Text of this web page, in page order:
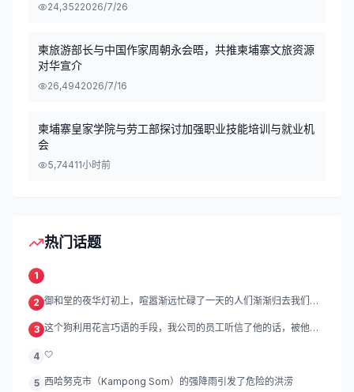
24,3522026/7/26
柬旅游部长与中国作家周朝永会晤，共推柬埔寨文旅资源
对华宣介
26,4942026/7/16
柬埔寨皇家学院与劳工部探讨加强职业技能培训与就业机
会
5,74411小时前
热门话题
1
2 御和堂的夜华灯初上，喧嚣渐远忙碌了一天的人们渐渐归去我们的
3 这个狗利用花言巧语的手段，我公司的员工听信了他的话，被他带
4 🤍
5 西哈努克市（Kampong Som）的强降雨引发了危险的洪涝